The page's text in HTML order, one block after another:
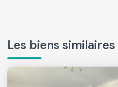
Les biens similaires